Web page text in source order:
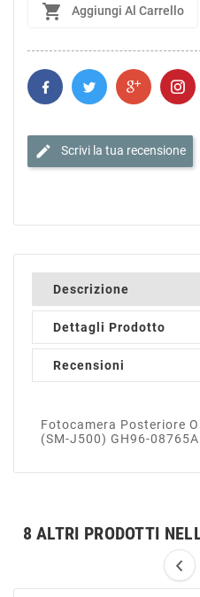
 Aggiungi Al Carrello
edit Scrivi la tua recensione
Descrizione
Dettagli Prodotto
Recensioni
Fotocamera Posteriore
(SM-J500) GH96-08765A
8 ALTRI PRODOTTI